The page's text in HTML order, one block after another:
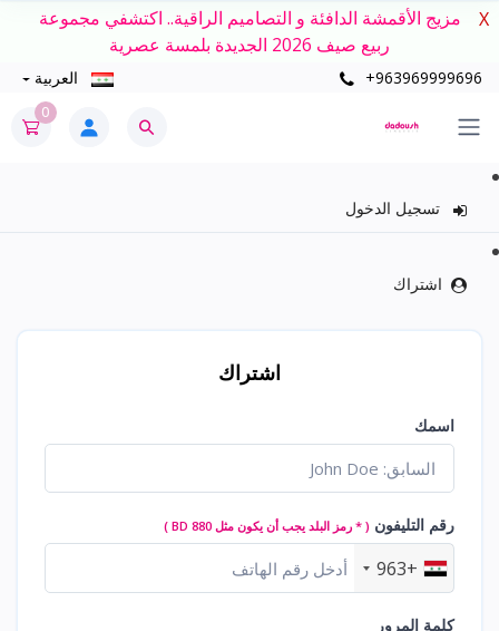
مزيج الأقمشة الدافئة و التصاميم الراقية.. اكتشفي مجموعة
ربيع صيف 2026 الجديدة بلمسة عصرية
X
+963969999696 العربية
0
تسجيل الدخول
اشتراك
اشتراك
اسمك
رقم التليفون ( * رمز البلد يجب أن يكون مثل BD 880 )
+963
كلمة المرور